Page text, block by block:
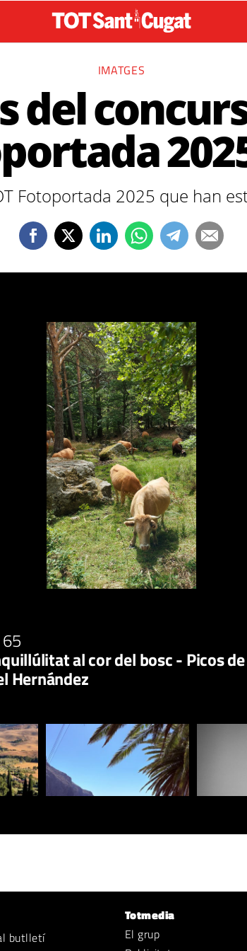
IMATGES
del
Fotoportada 2025 que han
al cor del bosc - Picos
Hernández
butlletí
Totmedia
El grup